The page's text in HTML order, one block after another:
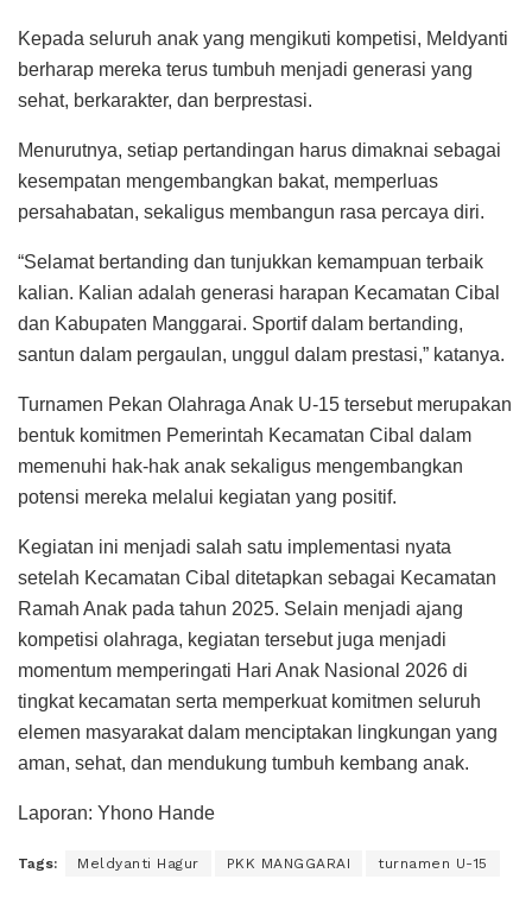
Kepada seluruh anak yang mengikuti kompetisi, Meldyanti
berharap mereka terus tumbuh menjadi generasi yang
sehat, berkarakter, dan berprestasi.
Menurutnya, setiap pertandingan harus dimaknai sebagai
kesempatan mengembangkan bakat, memperluas
persahabatan, sekaligus membangun rasa percaya diri.
“Selamat bertanding dan tunjukkan kemampuan terbaik
kalian. Kalian adalah generasi harapan Kecamatan Cibal
dan Kabupaten Manggarai. Sportif dalam bertanding,
santun dalam pergaulan, unggul dalam prestasi,” katanya.
Turnamen Pekan Olahraga Anak U-15 tersebut merupakan
bentuk komitmen Pemerintah Kecamatan Cibal dalam
memenuhi hak-hak anak sekaligus mengembangkan
potensi mereka melalui kegiatan yang positif.
Kegiatan ini menjadi salah satu implementasi nyata
setelah Kecamatan Cibal ditetapkan sebagai Kecamatan
Ramah Anak pada tahun 2025. Selain menjadi ajang
kompetisi olahraga, kegiatan tersebut juga menjadi
momentum memperingati Hari Anak Nasional 2026 di
tingkat kecamatan serta memperkuat komitmen seluruh
elemen masyarakat dalam menciptakan lingkungan yang
aman, sehat, dan mendukung tumbuh kembang anak.
Laporan: Yhono Hande
Tags: Meldyanti Hagur PKK MANGGARAI turnamen U-15